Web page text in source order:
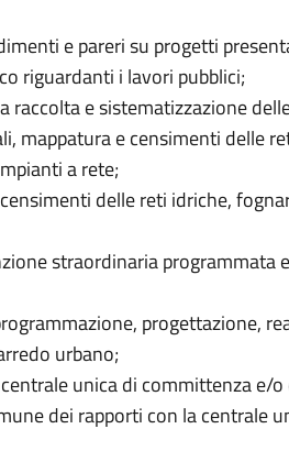
e pareri su progetti
riguardanti i lavori pubblici;
raccolta e sistematizzazione
mappatura e censimenti delle
a rete;
delle reti idriche,
straordinaria programmata
progettazione,
urbano;
unica di committenza e/
dei rapporti con la centrale